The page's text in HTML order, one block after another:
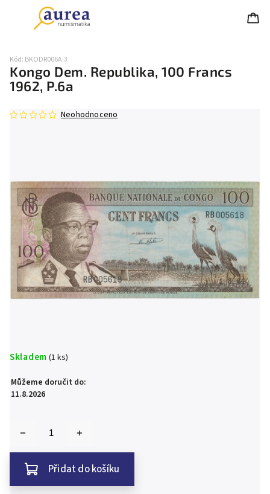
Kongo Dem. Republika, 100 Francs
1962, P.6a
Kód: BKODR006A.3
Neohodnoceno
Skladem (1 ks)
Můžeme doručit do:
11.8.2026
Přidat do košíku